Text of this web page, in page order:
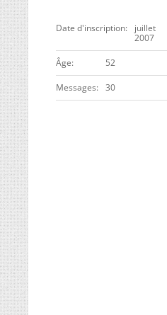
Date d'inscription
juillet
2007
ge 52
Messages 30